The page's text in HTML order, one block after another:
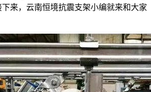
来，云南恒境抗震支架小编就来和大家